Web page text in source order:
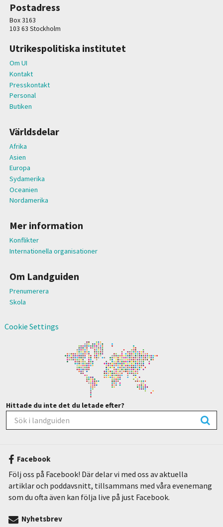
Postadress
Box 3163
103 63 Stockholm
Utrikespolitiska institutet
Om UI
Kontakt
Presskontakt
Personal
Butiken
Världsdelar
Afrika
Asien
Europa
Sydamerika
Oceanien
Nordamerika
Mer information
Konflikter
Internationella organisationer
Om Landguiden
Prenumerera
Skola
Cookie Settings
Hittade du inte det du letade efter?
Facebook
Följ oss på Facebook! Där delar vi med oss av aktuella
artiklar och poddavsnitt, tillsammans med våra evenemang
som du ofta även kan följa live på just Facebook.
Nyhetsbrev